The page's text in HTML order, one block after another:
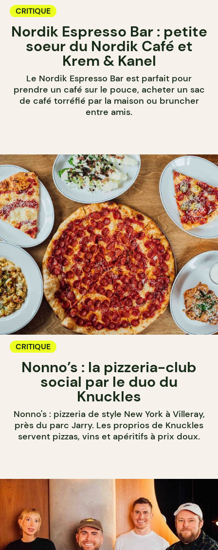
CRITIQUE
Nordik Espresso Bar : petite
soeur du Nordik Café et
Krem & Kanel
Le Nordik Espresso Bar est parfait pour
prendre un café sur le pouce, acheter un sac
de café torréfié par la maison ou bruncher
entre amis.
CRITIQUE
Nonno’s : la pizzeria-club
social par le duo du
Knuckles
Nonno's : pizzeria de style New York à Villeray,
près du parc Jarry. Les proprios de Knuckles
servent pizzas, vins et apéritifs à prix doux.